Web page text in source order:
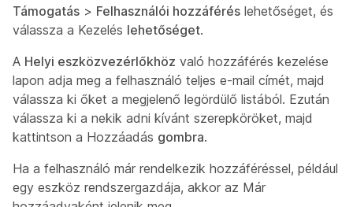
Támogatás > Felhasználói hozzáférés lehetőséget, és
válassza a Kezelés lehetőséget.
A Helyi eszközvezérlőkhöz való hozzáférés kezelése
lapon adja meg a felhasználó teljes e-mail címét, majd
válassza ki őket a megjelenő legördülő listából. Ezután
válassza ki a nekik adni kívánt szerepköröket, majd
kattintson a Hozzáadás gombra.
Ha a felhasználó már rendelkezik hozzáféréssel, például
egy eszköz rendszergazdája, akkor az Már